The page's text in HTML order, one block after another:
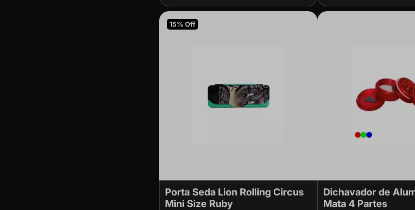
15% Off
Porta Seda Lion Rolling Circus
Mini Size Ruby
Dichavador de
Mata 4 Partes